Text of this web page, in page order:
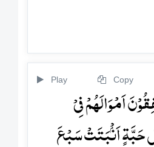
Play Copy
اَمۡوَالَہُمۡ فِیۡ
حَبَّۃٍ اَنۡۢبَتَتۡ سَبۡعَ